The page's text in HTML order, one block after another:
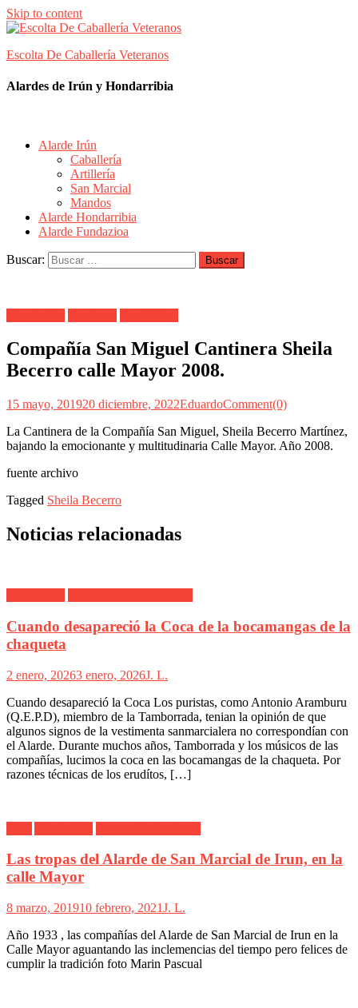
Skip to content
Escolta De Caballería Veteranos
Alardes de Irún y Hondarribia
Alarde Irún
Caballería
Artillería
San Marcial
Mandos
Alarde Hondarribia
Alarde Fundazioa
Buscar:
Compañía San Miguel Cantinera Sheila
Becerro calle Mayor 2008.
15 mayo, 201920 diciembre, 2022EduardoComment(0)
La Cantinera de la Compañía San Miguel, Sheila Becerro Martínez,
bajando la emocionante y multitudinaria Calle Mayor. Año 2008.
fuente archivo
Tagged Sheila Becerro
Noticias relacionadas
Cuando desapareció la Coca de la bocamangas de la
chaqueta
2 enero, 20263 enero, 2026J. L.
Cuando desapareció la Coca Los puristas, como Antonio Aramburu
(Q.E.P.D), miembro de la Tamborrada, tenian la opinión de que
algunos signos de la vestimenta sanmarcialera no correspondían con
el Alarde. Durante muchos años, Tamborrada y los músicos de las
compañías, lucimos la coca en las bocamangas de la chaqueta. Por
razones técnicas de los erudítos, […]
Las tropas del Alarde de San Marcial de Irun, en la
calle Mayor
8 marzo, 201910 febrero, 2021J. L.
Año 1933 , las compañías del Alarde de San Marcial de Irun en la
Calle Mayor aguantando las inclemencias del tiempo pero felices de
cumplir la tradición foto Marin Pascual